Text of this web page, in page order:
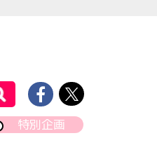
特別企画